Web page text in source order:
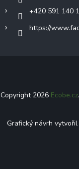
+420 591 140
https://
Copyright 2026 Ecobe.cz
Grafický návrh